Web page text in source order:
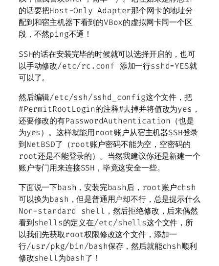
的话要把Host-Only Adapter那个网卡的地址分
配到和宿主机器下看到的VBox的虚拟网卡同一个区
段，不然ping不通！
SSH的话在安装完毕的时候就可以选择开启的，也可
以手动修改/etc/rc.conf 添加一行sshd=YES就
可以了。
然后编辑/etc/ssh/sshd_config这个文件，把
#PermitRootLogin的注释#去掉并将值改为yes，
还要修改的有PasswordAuthentication（也是
为yes）。这样就能用root账户从宿主机器SSH登录
到NetBSD了（root账户密码不能为空，空密码的
root还是不能登录的）。当然我建议你还是新建一个
账户专门用来连接SSH，毕竟这安全一些。
下面说一下bash，安装完bash后，root账户chsh
可以换为bash，但是普通用户却不行，总是提示什么
Non-standard shell，然后拒绝修改，后来偶然
看到shells的定义在/etc/shells这个文件，所
以我们先获取root权限修改这个文件，添加一
行/usr/pkg/bin/bash保存，然后就能chsh顺利
修改shell为bash了！